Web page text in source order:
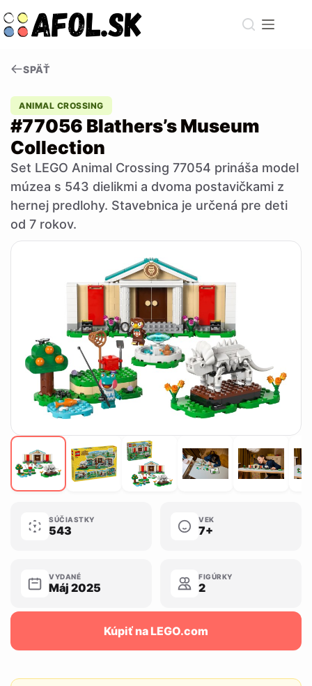
to
content
SPÄŤ
ANIMAL CROSSING
#77056 Blathers’s Museum
Collection
Set LEGO Animal Crossing 77054 prináša model
múzea s 543 dielikmi a dvoma postavičkami z
hernej predlohy. Stavebnica je určená pre deti
od 7 rokov.
SÚČIASTKY
543
VEK
7+
VYDANÉ
Máj 2025
FIGÚRKY
2
Kúpiť na LEGO.com